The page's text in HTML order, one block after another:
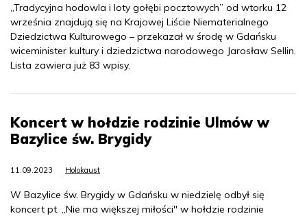
„Tradycyjna hodowla i loty gołębi pocztowych” od wtorku 12
września znajdują się na Krajowej Liście Niematerialnego
Dziedzictwa Kulturowego – przekazał w środę w Gdańsku
wiceminister kultury i dziedzictwa narodowego Jarosław Sellin.
Lista zawiera już 83 wpisy.
Koncert w hołdzie rodzinie Ulmów w
Bazylice św. Brygidy
11.09.2023 Holokaust
W Bazylice św. Brygidy w Gdańsku w niedzielę odbył się
koncert pt. „Nie ma większej miłości" w hołdzie rodzinie